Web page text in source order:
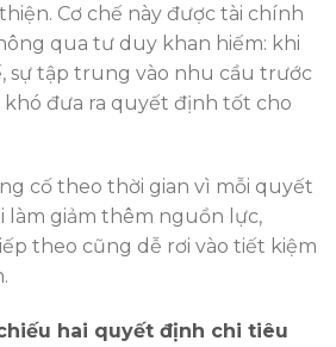
Cơ chế này được tài chính
qua tư duy khan hiếm: khi
sự tập trung vào nhu cầu trước
đưa ra quyết định tốt cho
cố theo thời gian vì mỗi quyết
làm giảm thêm nguồn lực,
theo cũng dễ rơi vào tiết kiệm
hai quyết định chi tiêu